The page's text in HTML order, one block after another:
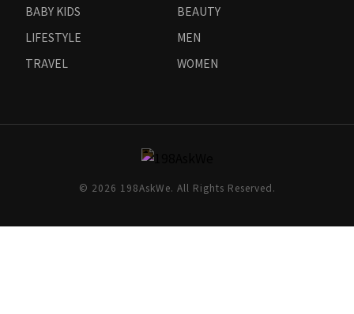
BABY KIDS
BEAUTY
LIFESTYLE
MEN
TRAVEL
WOMEN
© 2026 198AskWe. All Rights Reserved.